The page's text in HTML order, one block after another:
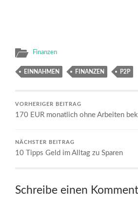
Finanzen
EINNAHMEN FINANZEN P2P
VORHERIGER BEITRAG
170 EUR monatlich ohne Arbeiten
NÄCHSTER BEITRAG
10 Tipps Geld im Alltag zu Sparen
Schreibe einen